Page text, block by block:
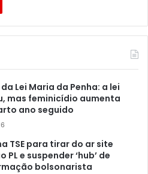
Lei Maria da Penha: a lei
mas feminicídio aumenta
ano seguido
TSE para tirar do ar site
PL e suspender ‘hub’ de
bolsonarista